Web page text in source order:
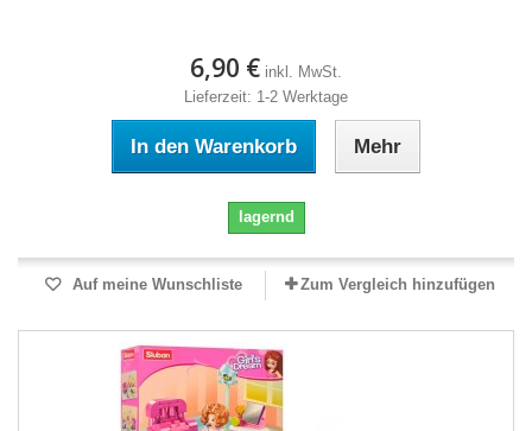
6,90 € inkl. MwSt.
Lieferzeit: 1-2 Werktage
In den Warenkorb Mehr
lagernd
Auf meine Wunschliste Zum Vergleich hinzufügen